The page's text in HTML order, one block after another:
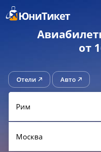
ЮниТикет
от
Отели Авто